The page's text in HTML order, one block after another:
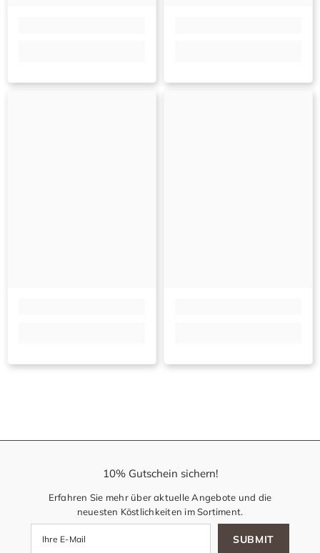
10% Gutschein sichern!
Erfahren Sie mehr über aktuelle Angebote und die
neuesten Köstlichkeiten im Sortiment.
SUBMIT